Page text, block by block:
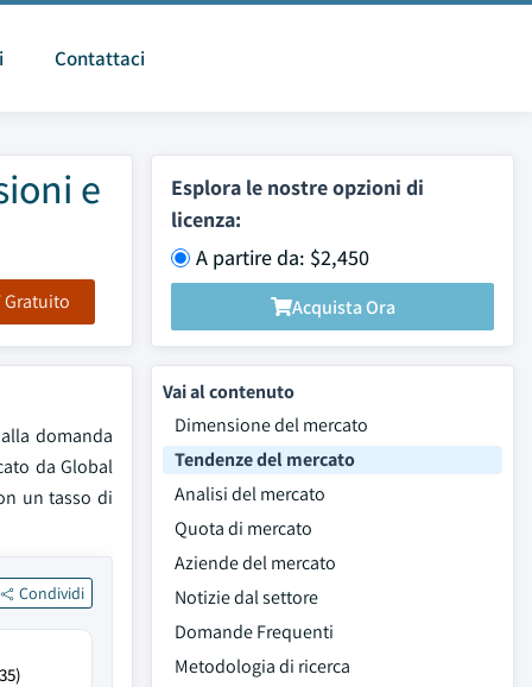
Contattaci
e
Gratuito
Esplora le nostre opzioni di
licenza:
A partire da: $2,450
Acquista Ora
domanda
da Global
un tasso di
Condividi
Vai al contenuto
Dimensione del mercato
Tendenze del mercato
Analisi del mercato
Quota di mercato
Aziende del mercato
Notizie dal settore
Domande Frequenti
Metodologia di ricerca